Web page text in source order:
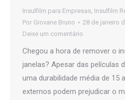
Insulfilm para Empresas, Insulfilm
Por Giovane Bruno
28 de janeiro
Deixe um comentário
Chegou a hora de remover o
janelas? Apesar das películas
uma durabilidade média de 15
externos podem prejudicar o